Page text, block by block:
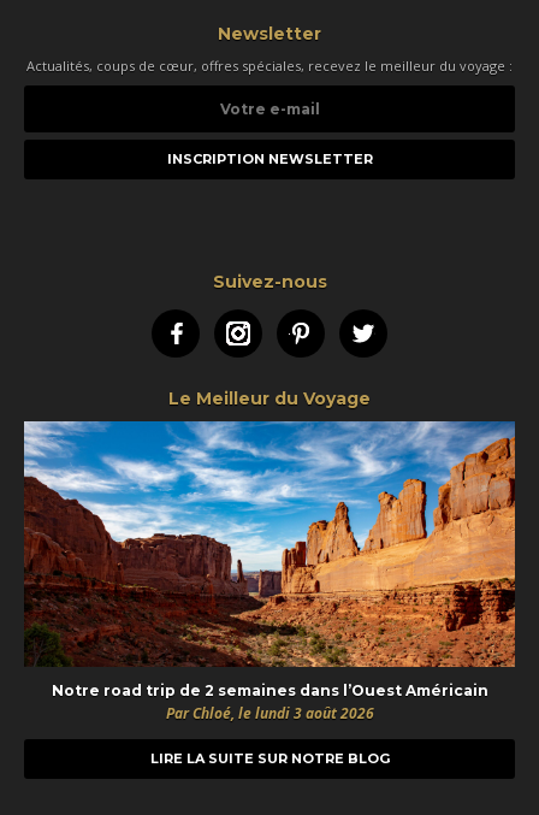
Newsletter
Actualités, coups de cœur, offres spéciales, recevez le meilleur du voyage :
e-
Suivez-nous
FacebookInstagramPinterestTwitter
Le Meilleur du Voyage
Notre road trip de 2 semaines dans l’Ouest Américain
Par Chloé, le lundi 3 août 2026
LIRE LA SUITE SUR NOTRE BLOG